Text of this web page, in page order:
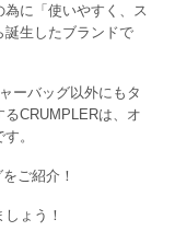
に「使いやすく、ス
誕生したブランドで
ーバッグ以外にもタ
CRUMPLERは、オ
。
ご紹介！
ょう！